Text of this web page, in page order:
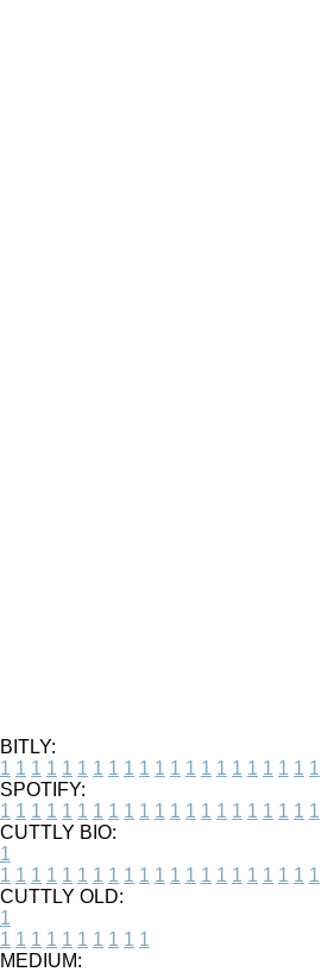
BITLY:
1 1 1 1 1 1 1 1 1 1 1 1 1 1 1 1 1 1 1 1 1
SPOTIFY:
1 1 1 1 1 1 1 1 1 1 1 1 1 1 1 1 1 1 1 1 1
CUTTLY BIO:
1
1 1 1 1 1 1 1 1 1 1 1 1 1 1 1 1 1 1 1 1 1
CUTTLY OLD:
1
1 1 1 1 1 1 1 1 1 1
MEDIUM: